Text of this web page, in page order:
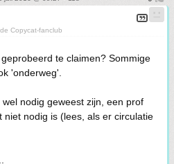
Copycat-fanclub
te claimen? Sommige
'onderweg'.
nodig geweest zijn, een prof
nodig is (lees, als er circulatie